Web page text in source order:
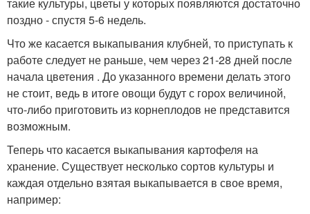
поздно - спустя 5-6 недель.
Что же касается выкапывания клубней, то приступать к
работе следует не раньше, чем через 21-28 дней после
начала цветения . До указанного времени делать этого
не стоит, ведь в итоге овощи будут с горох величиной,
что-либо приготовить из корнеплодов не представится
возможным.
Теперь что касается выкапывания картофеля на
хранение. Существует несколько сортов культуры и
каждая отдельно взятая выкапывается в свое время,
например: